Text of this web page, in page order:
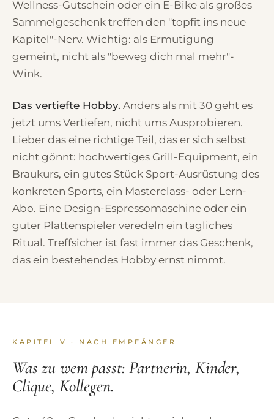
Wellness-Gutschein oder ein E-Bike als großes
Sammelgeschenk treffen den "topfit ins neue
Kapitel"-Nerv. Wichtig: als Ermutigung
gemeint, nicht als "beweg dich mal mehr"-
Wink.
Das vertiefte Hobby. Anders als mit 30 geht es
jetzt ums Vertiefen, nicht ums Ausprobieren.
Lieber das eine richtige Teil, das er sich selbst
nicht gönnt: hochwertiges Grill-Equipment, ein
Braukurs, ein gutes Stück Sport-Ausrüstung des
konkreten Sports, ein Masterclass- oder Lern-
Abo. Eine Design-Espressomaschine oder ein
guter Plattenspieler veredeln ein tägliches
Ritual. Treffsicher ist fast immer das Geschenk,
das ein bestehendes Hobby ernst nimmt.
KAPITEL V · NACH EMPFÄNGER
Was zu wem passt: Partnerin, Kinder,
Clique, Kollegen.